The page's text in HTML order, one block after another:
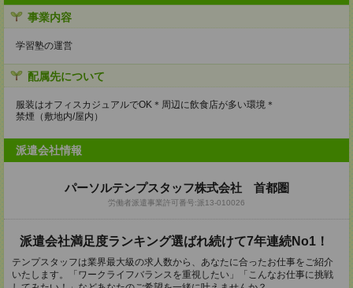
事業内容
学習塾の運営
配属先について
服装はオフィスカジュアルでOK＊周辺に飲食店が多い環境＊
禁煙（敷地内/屋内）
派遣会社情報
パーソルテンプスタッフ株式会社 首都圏
労働者派遣事業許可番号:派13-010026
派遣会社満足度ランキング選ばれ続けて7年連続No1！
テンプスタッフは業界最大級の求人数から、あなたに合ったお仕事をご紹介
いたします。「ワークライフバランスを重視したい」「こんなお仕事に挑戦